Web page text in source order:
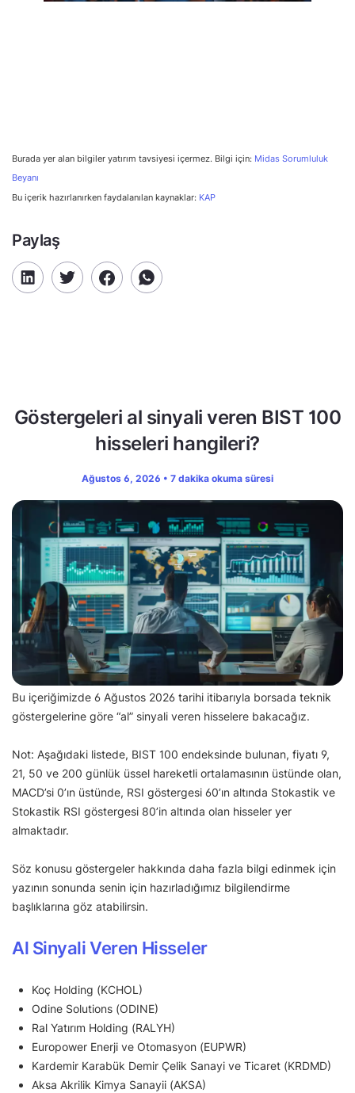
Burada yer alan bilgiler yatırım tavsiyesi içermez. Bilgi için: Midas Sorumluluk
Beyanı
Bu içerik hazırlanırken faydalanılan kaynaklar: KAP
Paylaş
Göstergeleri al sinyali veren BIST 100
hisseleri hangileri?
Ağustos 6, 2026 • 7 dakika okuma süresi
Bu içeriğimizde 6 Ağustos 2026 tarihi itibarıyla borsada teknik
göstergelerine göre “al” sinyali veren hisselere bakacağız.
Not: Aşağıdaki listede, BIST 100 endeksinde bulunan, fiyatı 9,
21, 50 ve 200 günlük üssel hareketli ortalamasının üstünde olan,
MACD’si 0’ın üstünde, RSI göstergesi 60’ın altında Stokastik ve
Stokastik RSI göstergesi 80’in altında olan hisseler yer
almaktadır.
Söz konusu göstergeler hakkında daha fazla bilgi edinmek için
yazının sonunda senin için hazırladığımız bilgilendirme
başlıklarına göz atabilirsin.
Al Sinyali Veren Hisseler
Koç Holding (KCHOL)
Odine Solutions (ODINE)
Ral Yatırım Holding (RALYH)
Europower Enerji ve Otomasyon (EUPWR)
Kardemir Karabük Demir Çelik Sanayi ve Ticaret (KRDMD)
Aksa Akrilik Kimya Sanayii (AKSA)